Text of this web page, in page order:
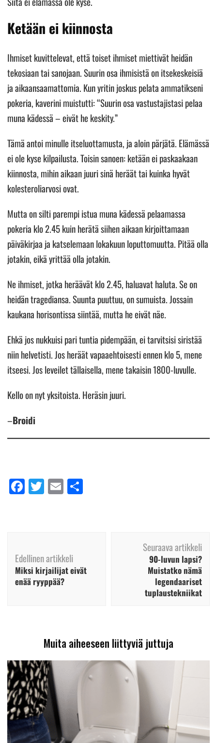
Ketään ei kiinnosta
Ihmiset kuvittelevat, että toiset ihmiset miettivät heidän
tekosiaan tai sanojaan. Suurin osa ihmisistä on itsekeskeisiä
ja aikaansaamattomia. Kun yritin joskus pelata ammatikseni
pokeria, kaverini muistutti: “Suurin osa vastustajistasi pelaa
muna kädessä – eivät he keskity.”
Tämä antoi minulle itseluottamusta, ja aloin pärjätä. Elämässä
ei ole kyse kilpailusta. Toisin sanoen: ketään ei paskaakaan
kiinnosta, mihin aikaan juuri sinä heräät tai kuinka hyvät
kolesteroliarvosi ovat.
Mutta on silti parempi istua muna kädessä pelaamassa
pokeria klo 2.45 kuin herätä siihen aikaan kirjoittamaan
päiväkirjaa ja katselemaan lokakuun loputtomuutta. Pitää olla
jotakin, eikä yrittää olla jotakin.
Ne ihmiset, jotka heräävät klo 2.45, haluavat haluta. Se on
heidän tragediansa. Suunta puuttuu, on sumuista. Jossain
kaukana horisontissa siintää, mutta he eivät näe.
Ehkä jos nukkuisi pari tuntia pidempään, ei tarvitsisi siristää
niin helvetisti. Jos heräät vapaaehtoisesti ennen klo 5, mene
itseesi. Jos leveilet tällaisella, mene takaisin 1800-luvulle.
Kello on nyt yksitoista. Heräsin juuri.
–Broidi
Facebook
Twitter
Email
selaus
Edellinen artikkeli
Miksi kirjailijat eivät
enää ryyppää?
Seuraava artikkeli
90-luvun lapsi?
Muistatko nämä
legendaariset
tuplaustekniikat
Muita aiheeseen liittyviä juttuja